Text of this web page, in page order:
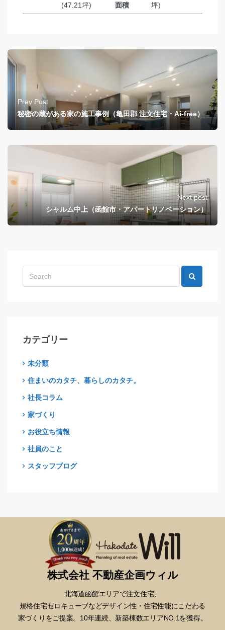
カテゴリー
未分類
住まいのカタチ、暮らしのカタチ。
社長コラム
家づくり
お役立ち情報
社員のこと
スタッフブログ
(47.21坪)
面積
坪)
Prev Post
秘密の蔵がある家の施工事例（亀田郡 注文住宅・Ai-free）
Next post
シャルム中上（函館市・アパートリノベーション）
株式会社 不動産企画ウィル
北海道函館エリアで注文住宅、
規格住宅ゼロキューブなどデザイン性・ 住宅性能にこだわる
家づくりをご提案。10年連続、新築棟数エリアNO.1を獲得。